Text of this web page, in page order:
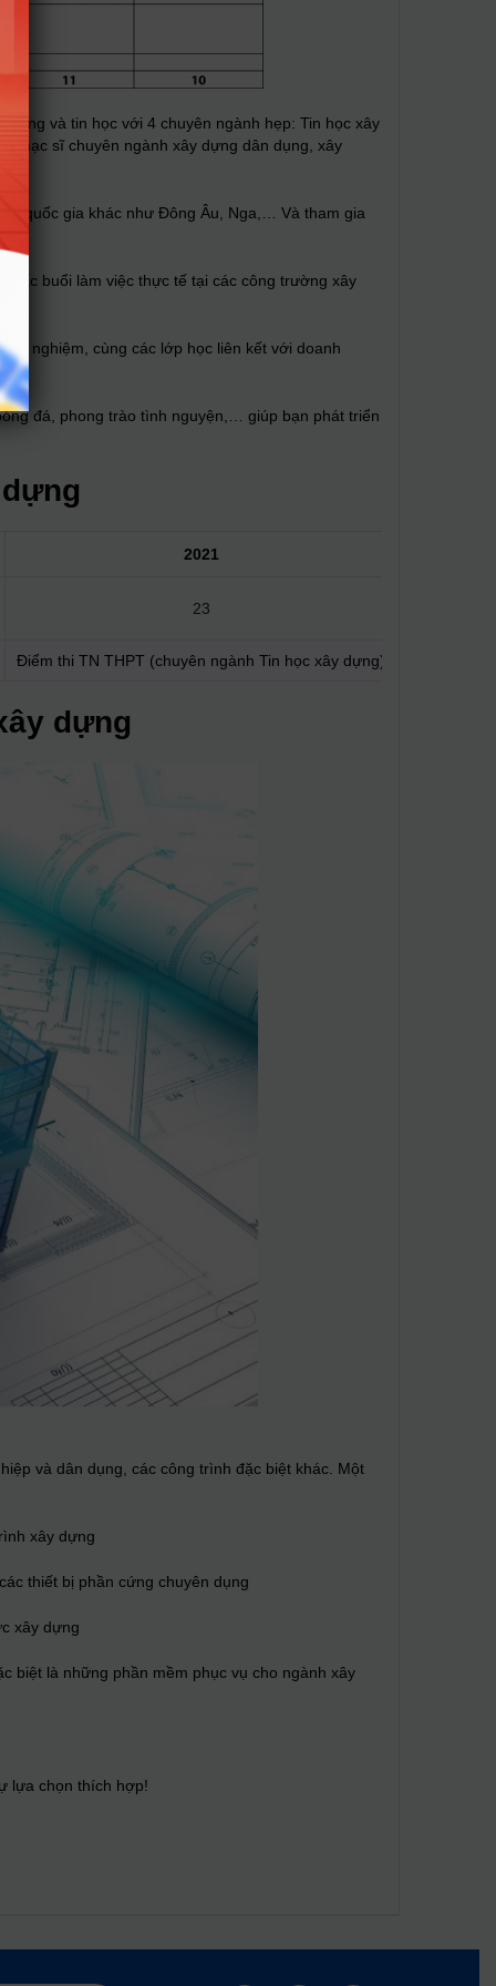
và tin học với 4 chuyên ngành hẹp: Tin học xây
thạc sĩ chuyên ngành xây dựng dân dụng, xây
quốc gia khác như Đông Âu, Nga,… Và tham gia
các buổi làm việc thực tế tại các công trường xây
nghiệm, cùng các lớp học liên kết với doanh
đá, phong trào tình nguyện,… giúp bạn phát triển
2021
23
Điểm thi TN THPT (chuyên ngành Tin học xây dựng)
dựng
và dân dụng, các công trình đặc biệt khác. Một
xây dựng
thiết bị phần cứng chuyên dụng
xây dựng
là những phần mềm phục vụ cho ngành xây
lựa chọn thích hợp!